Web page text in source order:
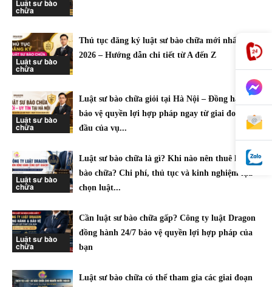
Luật sư bào
chữa
Luật sư bào
chữa
Thủ tục đăng ký luật sư bào chữa mới nhất năm
2026 – Hướng dẫn chi tiết từ A đến Z
Luật sư bào
chữa
Luật sư bào chữa giỏi tại Hà Nội – Đồng hành
bảo vệ quyền lợi hợp pháp ngay từ giai đoạn
đầu của vụ...
Luật sư bào
chữa
Luật sư bào chữa là gì? Khi nào nên thuê luật sư
bào chữa? Chi phí, thủ tục và kinh nghiệm lựa
chọn luật...
Luật sư bào
chữa
Cần luật sư bào chữa gấp? Công ty luật Dragon
đồng hành 24/7 bảo vệ quyền lợi hợp pháp của
bạn
Luật sư bào chữa có thể tham gia các giai đoạn